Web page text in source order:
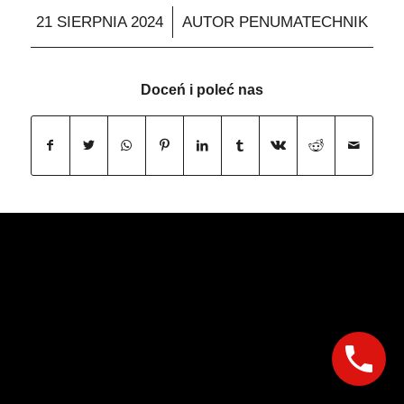
21 SIERPNIA 2024
/ AUTOR PENUMATECHNIK
Doceń i poleć nas